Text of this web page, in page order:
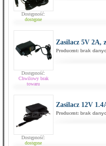
Dostępność:
dostępne
Dostępność:
Chwilowy brak
towaru
Zasilacz 5V 2A,
Producent: brak
Dostępność:
dostępne
Zasilacz 12V
Producent: brak